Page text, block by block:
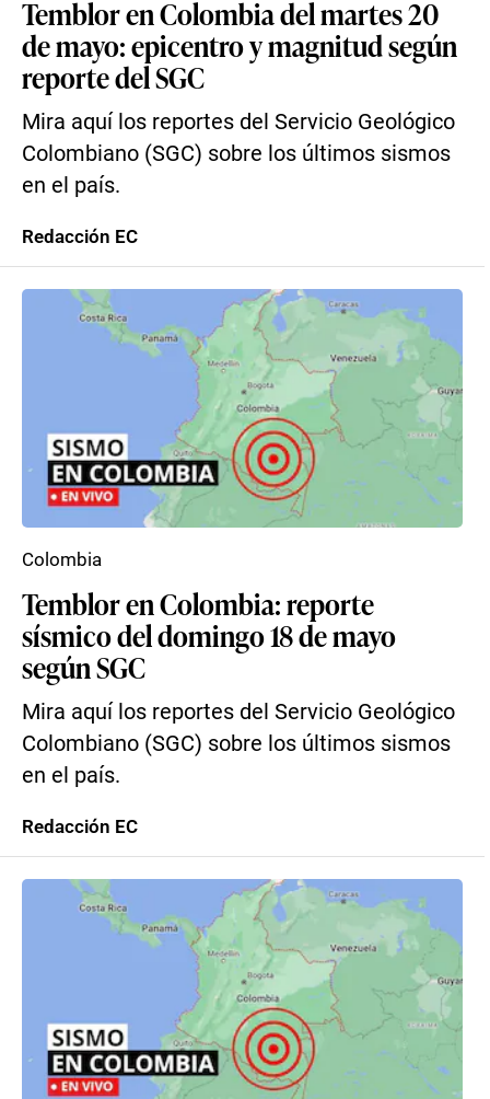
Temblor en Colombia del martes 20
de mayo: epicentro y magnitud según
reporte del SGC
Mira aquí los reportes del Servicio Geológico
Colombiano (SGC) sobre los últimos sismos
en el país.
Redacción EC
Temblor en Colombia: reporte
sísmico del domingo 18 de mayo
según SGC
Mira aquí los reportes del Servicio Geológico
Colombiano (SGC) sobre los últimos sismos
en el país.
Colombia
Redacción EC